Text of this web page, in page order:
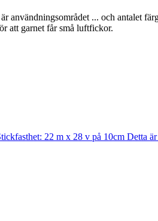
... och antalet
att garnet får små luftfickor.
22 m x 28 v på 10cm Detta